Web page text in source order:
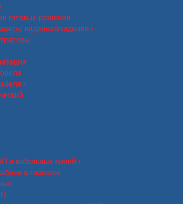
готовые решения
видеонаблюдения
и кабельных линий
в траншее